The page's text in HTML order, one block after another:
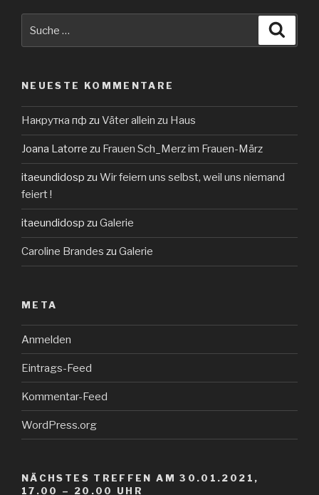
NEUESTE KOMMENTARE
Накрутка пф zu Väter allein zu Haus
Joana Latorre zu Frauen Sch_Merz im Frauen-März
itaeundidosp zu Wir feiern uns selbst, weil uns niemand
feiert !
itaeundidosp zu Galerie
Caroline Brandes zu Galerie
META
Anmelden
Eintrags-Feed
Kommentar-Feed
WordPress.org
NÄCHSTES TREFFEN AM 30.01.2021,
17.00 – 20.00 UHR